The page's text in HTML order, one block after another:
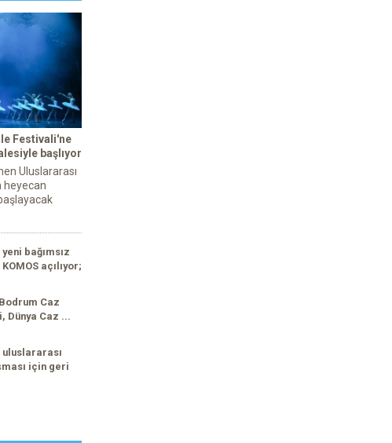
Festivali'ne
başlıyor
Uluslararası
heyecan
bağımsız
açılıyor;
Caz
Dünya Caz ...
için geri